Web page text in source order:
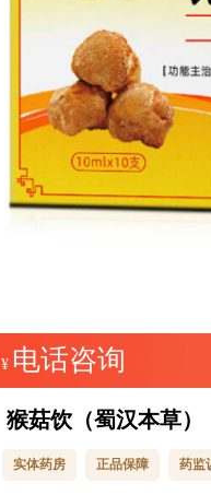
¥ 电话咨询
猴菇饮（蜀汉本草）
实体药房 正品保障 药监